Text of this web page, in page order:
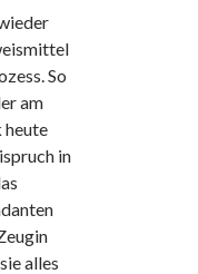
So
am
in
alles